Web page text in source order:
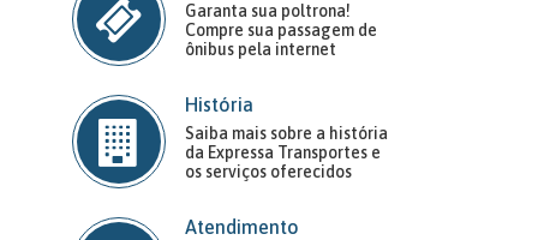
Garanta sua poltrona!
Compre sua passagem de
ônibus pela internet
História
Saiba mais sobre a história
da Expressa Transportes e
os serviços oferecidos
Atendimento